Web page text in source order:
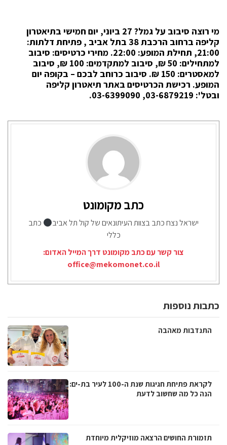
מי רוצה סיבוב על גמל? 27 ביוני, יום חמישי בתיאטרון
קליפה ברחוב הרכבת 38 בתל אביב , פתיחת דלתות:
21:00, תחילת המופע: 22:00. מחירי כרטיסים: סיבוב
למתחילים: 50 ₪, סיבוב למתקדמים: 100 ₪, סיבוב
למאסטרים: 150 ₪. סיבוב כרוחב לבכם – בקופה יום
המופע. רכישת הכרטיסים באתר תיאטרון קליפה
ובטל': 03-6879219, 03-6399090
.
כתב מקומונט
ישראל נצח כתב בצוות העיתונאים של קול תל אביב
כתב
כללי
צור קשר עם כתב מקומונט דרך המייל האדום:
office@mekomonet.co.il
כתבות נוספות
התנדבות מאהבה
לקראת פתיחת חגיגות שנת ה-100 לעיר בת-ים:
הנה כל מה שחשוב לדעת
תזמורת החושים הרצאה מוזיקלית מיוחדת